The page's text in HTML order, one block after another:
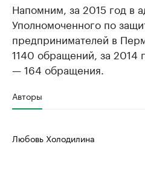
Напомним, за 2015 год в
Уполномоченного по
предпринимателей в
1140 обращений, за 2014
— 164 обращения.
Авторы
Любовь Холодилина